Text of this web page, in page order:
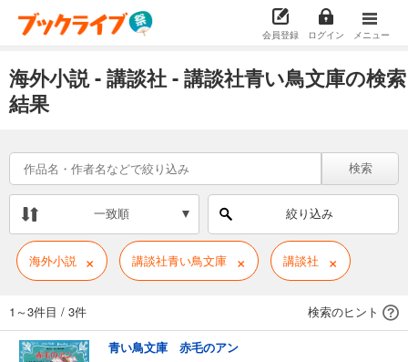
会員登録 ログイン メニュー
海外小説 - 講談社 - 講談社青い鳥文庫の検索
結果
検索
一致順 絞り込み
海外小説 × 講談社青い鳥文庫 × 講談社 ×
1～3件目 / 3件 検索のヒント
青い鳥文庫 赤毛のアン